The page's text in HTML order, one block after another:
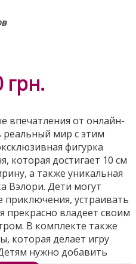
грн.
впечатления от онлайн-
мир с этим
фигурка
которая достигает 10 см
а также уникальная
Вэлори. Дети могут
устраивать
прекрасно владеет своим
В комплекте также
которая делает игру
нужно добавить